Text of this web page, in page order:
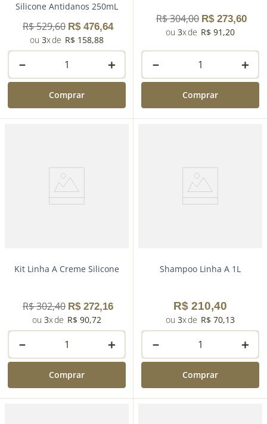
Silicone Antidanos 250mL
R$529,60 R$ 476,64
3
R$ 158,88
＋
－
Comprar
R$304,00 R$ 273,60
3
R$ 91 ,20
＋
－
Comprar
Kit Linha A Creme Silicone
R$302,40 R$ 272,16
3
R$ 90,72
＋
－
Comprar
Shampoo Linha A 1L
R$ 210,40
3 R$ 70,13
＋
－
Comprar